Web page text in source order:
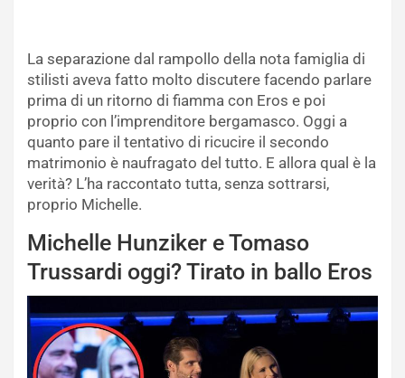
La separazione dal rampollo della nota famiglia di
stilisti aveva fatto molto discutere facendo parlare
prima di un ritorno di fiamma con Eros e poi
proprio con l’imprenditore bergamasco. Oggi a
quanto pare il tentativo di ricucire il secondo
matrimonio è naufragato del tutto. E allora qual è la
verità? L’ha raccontato tutta, senza sottrarsi,
proprio Michelle.
Michelle Hunziker e Tomaso
Trussardi oggi? Tirato in ballo Eros